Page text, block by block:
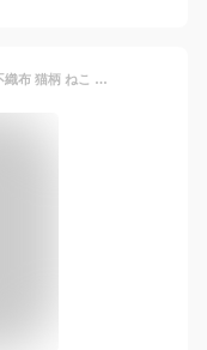
マスク 50枚 chensen 使い捨てマスク 不織布 猫柄 ねこ 肉球柄 3層構造 超快適マスク 3層構造 不織布マスク 立体レギュラーサイズ 防水 防塵 風邪予防 通気性 防塵 飛沫・花粉カット 対策 大人用 男女兼用 通勤 お出かけ安心 (#19)